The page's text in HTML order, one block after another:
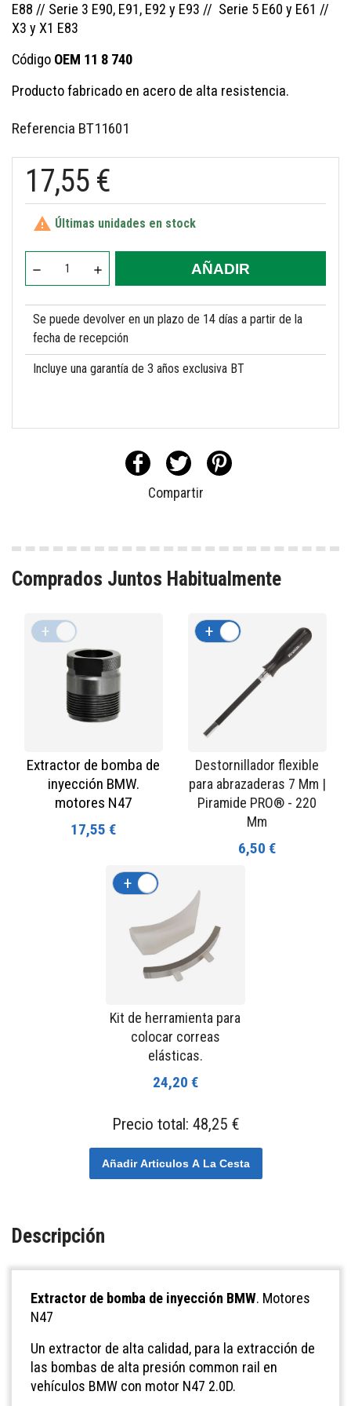
E88 // Serie 3 E90, E91, E92 y E93 // Serie 5 E60 y E61 //
X3 y X1 E83
Código OEM 11 8 740
Producto fabricado en acero de alta resistencia.
Referencia BT11601
17,55 €
 Últimas unidades en stock
AÑADIR
Se puede devolver en un plazo de 14 días a partir de la
fecha de recepción
Incluye una garantía de 3 años exclusiva BT
Compartir
Comprados Juntos Habitualmente
Extractor de bomba de
inyección BMW.
motores N47
17,55 €
+
Destornillador flexible
para abrazaderas 7 Mm |
Piramide PRO® - 220
Mm
6,50 €
+
Kit de herramienta para
colocar correas
elásticas.
24,20 €
+
Precio total: 48,25 €
Añadir Articulos A La Cesta
Descripción
Extractor de bomba de inyección BMW. Motores
N47
Un extractor de alta calidad, para la extracción de
las bombas de alta presión common rail en
vehículos BMW con motor N47 2.0D.